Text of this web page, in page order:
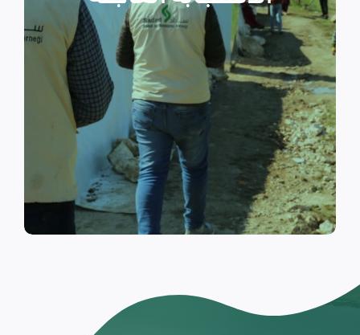
النزوح.
اقرأ المزيد